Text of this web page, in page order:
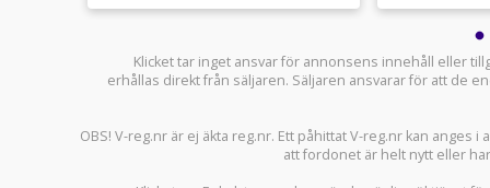
Klicket tar inget ansvar för annonsens innehåll eller
erhållas direkt från säljaren. Säljaren ansvarar för att de
OBS! V-reg.nr är ej äkta reg.nr. Ett påhittat V-reg.nr kan
att fordonet är helt nytt eller